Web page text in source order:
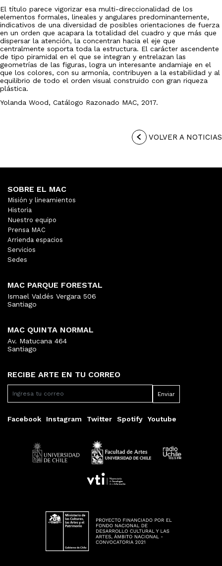
El título parece vigorizar esa multi-direccionalidad de los
elementos formales, lineales y angulares predominantemente,
indicativos de una diversidad de posibles orientaciones de fuerza
en un orden que acapara la totalidad del cuadro y que más que
dispersar la atención, la concentran hacia el eje que
centralmente soporta toda la estructura. El carácter ascendente
de tipo piramidal en el que se integran y entrelazan las
geometrías de las figuras, logra un interesante andamiaje en el
que los colores, con su armonía, contribuyen a la estabilidad y al
equilibrio de todo el orden visual construido con gran riqueza
plástica.
Yolanda Wood, Catálogo Razonado MAC, 2017.
VOLVER A NOTICIAS
RECIBE ARTE EN TU CORREO
Facebook Instagram Twitter Spotify Youtube
SOBRE EL MAC
Misión y lineamientos
Historia
Nuestro equipo
Prensa MAC
Arrienda espacios
Servicios
Sedes
MAC PARQUE FORESTAL
Ismael Valdés Vergara 506
Santiago
MAC QUINTA NORMAL
Av. Matucana 464
Santiago